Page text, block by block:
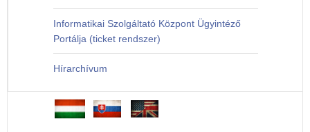
Informatikai Szolgáltató Központ Ügyintéző
Portálja (ticket rendszer)
Hírarchívum